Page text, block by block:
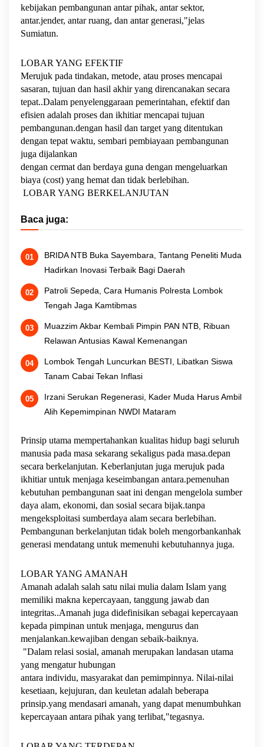
kebijakan pembangunan antar pihak, antar sektor,
antar.jender, antar ruang, dan antar generasi,"jelas
Sumiatun.
LOBAR YANG EFEKTIF
Merujuk pada tindakan, metode, atau proses mencapai
sasaran, tujuan dan hasil akhir yang direncanakan secara
tepat..Dalam penyelenggaraan pemerintahan, efektif dan
efisien adalah proses dan ikhitiar mencapai tujuan
pembangunan.dengan hasil dan target yang ditentukan
dengan tepat waktu, sembari pembiayaan pembangunan
juga dijalankan
dengan cermat dan berdaya guna dengan mengeluarkan
biaya (cost) yang hemat dan tidak berlebihan.
LOBAR YANG BERKELANJUTAN
Baca juga:
BRIDA NTB Buka Sayembara, Tantang Peneliti Muda
Hadirkan Inovasi Terbaik Bagi Daerah
Patroli Sepeda, Cara Humanis Polresta Lombok
Tengah Jaga Kamtibmas
Muazzim Akbar Kembali Pimpin PAN NTB, Ribuan
Relawan Antusias Kawal Kemenangan
Lombok Tengah Luncurkan BESTI, Libatkan Siswa
Tanam Cabai Tekan Inflasi
Irzani Serukan Regenerasi, Kader Muda Harus Ambil
Alih Kepemimpinan NWDI Mataram
Prinsip utama mempertahankan kualitas hidup bagi seluruh
manusia pada masa sekarang sekaligus pada masa.depan
secara berkelanjutan. Keberlanjutan juga merujuk pada
ikhitiar untuk menjaga keseimbangan antara.pemenuhan
kebutuhan pembangunan saat ini dengan mengelola sumber
daya alam, ekonomi, dan sosial secara bijak.tanpa
mengeksploitasi sumberdaya alam secara berlebihan.
Pembangunan berkelanjutan tidak boleh mengorbankanhak
generasi mendatang untuk memenuhi kebutuhannya juga.
LOBAR YANG AMANAH
Amanah adalah salah satu nilai mulia dalam Islam yang
memiliki makna kepercayaan, tanggung jawab dan
integritas..Amanah juga didefinisikan sebagai kepercayaan
kepada pimpinan untuk menjaga, mengurus dan
menjalankan.kewajiban dengan sebaik-baiknya.
"Dalam relasi sosial, amanah merupakan landasan utama
yang mengatur hubungan
antara individu, masyarakat dan pemimpinnya. Nilai-nilai
kesetiaan, kejujuran, dan keuletan adalah beberapa
prinsip.yang mendasari amanah, yang dapat menumbuhkan
kepercayaan antara pihak yang terlibat,"tegasnya.